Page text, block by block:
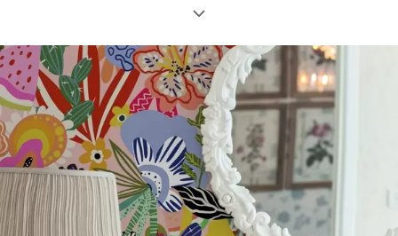
Etiquetas
Más popular
Borrar todos los filtros